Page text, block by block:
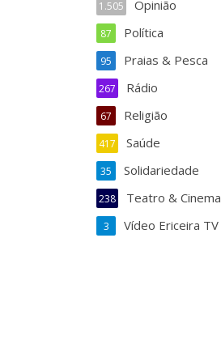
Opinião
1.505
Política
87
Praias & Pesca
95
Rádio
267
Religião
67
Saúde
417
Solidariedade
35
Teatro & Cinema
238
Vídeo Ericeira TV
3